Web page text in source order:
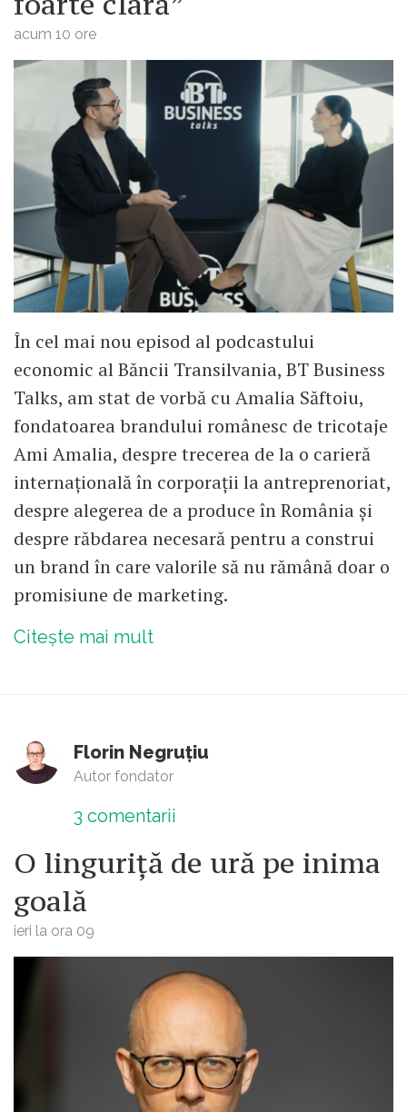
acum 10 ore
În cel mai nou episod al podcastului
economic al Băncii Transilvania, BT Business
Talks, am stat de vorbă cu Amalia Săftoiu,
fondatoarea brandului românesc de tricotaje
Ami Amalia, despre trecerea de la o carieră
internațională în corporații la antreprenoriat,
despre alegerea de a produce în România și
despre răbdarea necesară pentru a construi
un brand în care valorile să nu rămână doar o
promisiune de marketing.
Citește mai mult
Florin Negruțiu
Autor fondator
3 comentarii
O linguriță de ură pe inima
goală
ieri la ora 09